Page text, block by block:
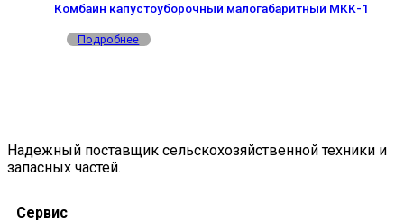
Комбайн капустоуборочный малогабаритный МКК-1
Подробнее
Надежный поставщик сельскохозяйственной техники и
запасных частей.
Сервис